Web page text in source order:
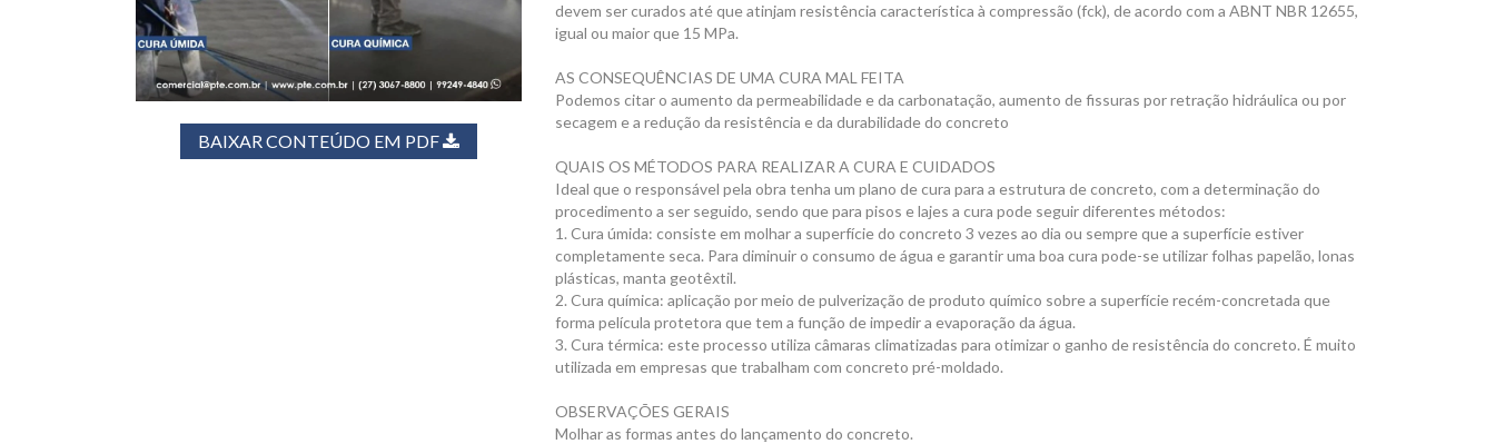
BAIXAR CONTEÚDO EM PDF
devem ser curados até que atinjam resistência característica à compressão (fck), de acordo com a ABNT NBR 12655,
igual ou maior que 15 MPa.
AS CONSEQUÊNCIAS DE UMA CURA MAL FEITA
Podemos citar o aumento da permeabilidade e da carbonatação, aumento de fissuras por retração hidráulica ou por
secagem e a redução da resistência e da durabilidade do concreto
QUAIS OS MÉTODOS PARA REALIZAR A CURA E CUIDADOS
Ideal que o responsável pela obra tenha um plano de cura para a estrutura de concreto, com a determinação do
procedimento a ser seguido, sendo que para pisos e lajes a cura pode seguir diferentes métodos:
1. Cura úmida: consiste em molhar a superfície do concreto 3 vezes ao dia ou sempre que a superfície estiver
completamente seca. Para diminuir o consumo de água e garantir uma boa cura pode-se utilizar folhas papelão, lonas
plásticas, manta geotêxtil.
2. Cura química: aplicação por meio de pulverização de produto químico sobre a superfície recém-concretada que
forma película protetora que tem a função de impedir a evaporação da água.
3. Cura térmica: este processo utiliza câmaras climatizadas para otimizar o ganho de resistência do concreto. É muito
utilizada em empresas que trabalham com concreto pré-moldado.
OBSERVAÇÕES GERAIS
Molhar as formas antes do lançamento do concreto.